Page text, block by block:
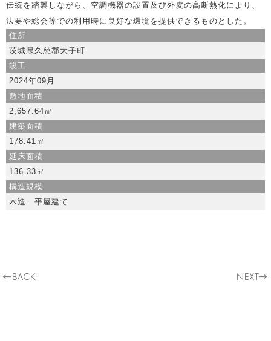
伝統を踏襲しながら、空調機器の設置及び外皮の高断熱化により、
法要や総会等での利用時に良好な環境を提供できるものとした。
住所
茨城県久慈郡大子町
竣工
2024年09月
敷地面積
2,657.64㎡
建築面積
178.41㎡
延床面積
136.33㎡
構造規模
木造 平屋建て